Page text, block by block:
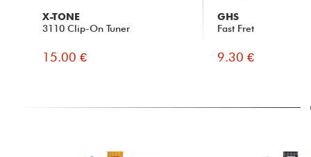
X-TONE
3110 Clip-On Tuner
15.00 €
GHS
Fast Fret
9.30 €